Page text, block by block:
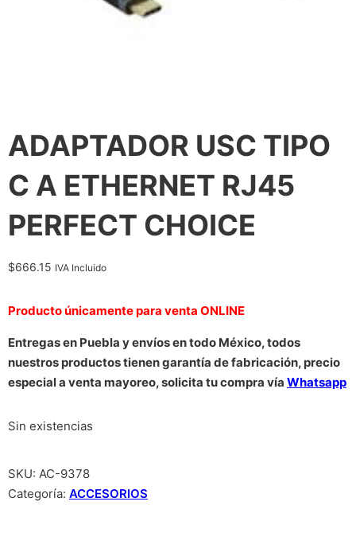
ADAPTADOR USC TIPO
C A ETHERNET RJ45
PERFECT CHOICE
$666.15 IVA Incluido
Producto únicamente para venta ONLINE
Entregas en Puebla y envíos en todo México, todos
nuestros productos tienen garantía de fabricación, precio
especial a venta mayoreo, solicita tu compra vía Whatsapp
Sin existencias
SKU: AC-9378
Categoría: ACCESORIOS